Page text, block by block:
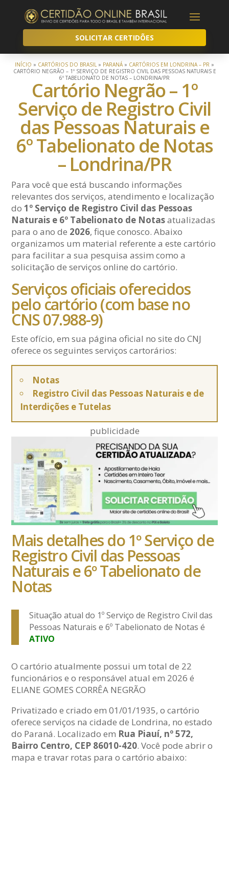
SOLICITAR CERTIDÕES
INÍCIO » CARTÓRIOS DO BRASIL » PARANÁ» CARTÓRIOS EM LONDRINA – PR »
CARTÓRIO NEGRÃO – 1º SERVIÇO DE REGISTRO CIVIL DAS PESSOAS NATURAIS E
6º TABELIONATO DE NOTAS – LONDRINA/PR
Cartório Negrão – 1º
Serviço de Registro Civil
das Pessoas Naturais e
6º Tabelionato de Notas
– Londrina/PR
Para você que está buscando informações
relevantes dos serviços, atendimento e localização
do1º Serviço de Registro Civil das Pessoas
Naturais e 6º Tabelionato de Notasatualizadas
para o ano de 2026, fique conosco. Abaixo
organizamos um material referente a este cartório
para facilitar a sua pesquisa assim como a
solicitação de serviços online do cartório.
Serviços oficiais oferecidos
pelo cartório (com base no
CNS 07.988-9)
Este ofício, em sua página oficial no site do CNJ
oferece os seguintes serviços cartorários:
Notas
Registro Civil das Pessoas Naturais e de
Interdições e Tutelas
publicidade
Mais detalhes do 1º Serviço de
Registro Civil das Pessoas
Naturais e 6º Tabelionato de
Notas
Situação atual do 1º Serviço de Registro Civil das
Pessoas Naturais e 6º Tabelionato de Notas é
ATIVO
O cartório atualmente possui um total de 22
funcionários e o responsável atual em 2026 é
ELIANE GOMES CORRÊA NEGRÃO
Privatizado e criado em 01/01/1935, o cartório
oferece serviços na cidade de Londrina, no estado
do Paraná. Localizado em Rua Piauí, nº 572,
Bairro Centro, CEP 86010-420. Você pode abrir o
mapa e travar rotas para o cartório abaixo: